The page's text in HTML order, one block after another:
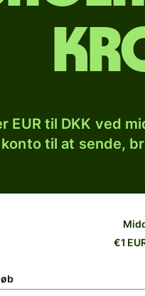
EUR til DKK ved
til at sende,
€1